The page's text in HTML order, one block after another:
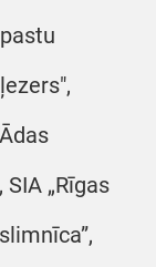
„Rīgas